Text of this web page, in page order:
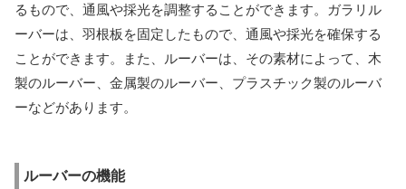
るもので、通風や採光を調整することができます。ガラリル
ーバーは、羽根板を固定したもので、通風や採光を確保する
ことができます。また、ルーバーは、その素材によって、木
製のルーバー、金属製のルーバー、プラスチック製のルーバ
ーなどがあります。
ルーバーの機能